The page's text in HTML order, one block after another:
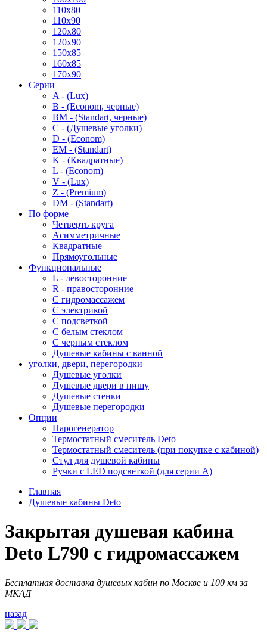
110x80
110x90
120x80
120x90
150x85
160x85
170x90
Серии
A - (Lux)
B - (Econom, черные)
BM - (Standart, черные)
C - (Душевые уголки)
D - (Econom)
EM - (Standart)
K - (Квадратные)
L - (Econom)
V - (Lux)
Z - (Premium)
DM - (Standart)
По форме
Четверть круга
Асимметричные
Квадратные
Прямоугольные
Функциональные
L - левосторонние
R - правосторонние
С гидромассажем
С электрикой
С подсветкой
С белым стеклом
С черным стеклом
Душевые кабины с ванной
уголки, двери, перегородки
Душевые уголки
Душевые двери в нишу
Душевые стенки
Душевые перегородки
Опции
Парогенератор
Термостатный смеситель Deto
Термостатный смеситель (при покупке с кабиной)
Стул для душевой кабины
Ручки с LED подсветкой (для серии A)
Главная
Душевые кабины Deto
Закрытая душевая кабина
Deto L790 с гидромассажем
Бесплатная доставка душевых кабин по Москве и 100 км за
МКАД
назад